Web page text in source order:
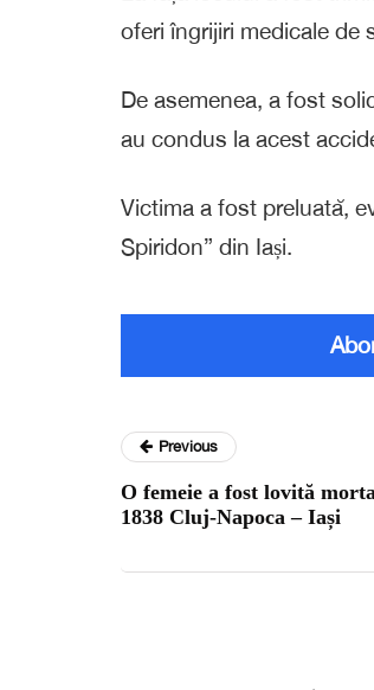
oferi îngrijiri medicale de
De asemenea, a fost
au condus la acest
Victima a fost preluată,
Spiridon” din Iași.
Previous
O femeie a fost lovită
1838 Cluj-Napoca – Iași